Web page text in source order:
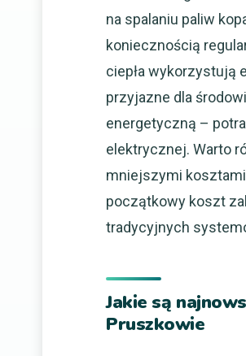
na spalaniu paliw
koniecznością
ciepła wykorzystują
przyjazne dla
energetyczną –
elektrycznej. Warto
mniejszymi
początkowy koszt
tradycyjnych
Jakie są
Pruszkowie